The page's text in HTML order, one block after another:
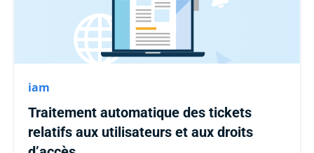
iam
Traitement automatique des tickets
relatifs aux utilisateurs et aux droits